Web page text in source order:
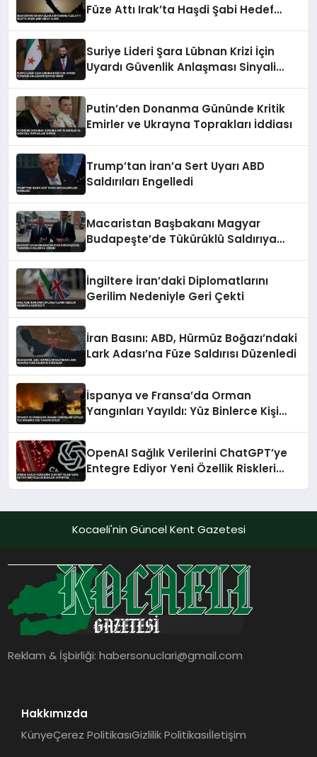
Füze Attı Irak’ta Haşdi Şabi Hedef
Suriye Lideri Şara Lübnan Krizi İçin
Uyardı Güvenlik Anlaşması Sinyali
Putin’den Donanma Gününde Kritik
Emirler ve Ukrayna Toprakları İddiası
Trump’tan İran’a Sert Uyarı ABD
Saldırıları Engelledi
Macaristan Başbakanı Magyar
Budapeşte’de Tükürüklü Saldırıya
İngiltere İran’daki Diplomatlarını
Gerilim Nedeniyle Geri Çekti
İran Basını: ABD, Hürmüz Boğazı’ndaki
Lark Adası’na Füze Saldırısı Düzenledi
İspanya ve Fransa’da Orman
Yangınları Yayıldı: Yüz Binlerce Kişi
OpenAI Sağlık Verilerini ChatGPT’ye
Entegre Ediyor Yeni Özellik Riskleri
Kocaeli'nin Güncel Kent Gazetesi
Reklam & İşbirliği:habersonuclari@gmail.com
Hakkımızda
KünyeÇerez PolitikasıGizlilik Politikasıİletişim